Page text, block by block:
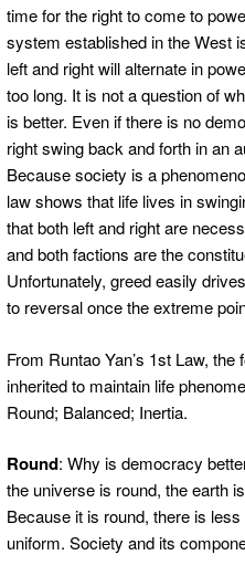
time for the right to come to
system established in the West
left and right will alternate in
too long. It is not a question of
is better. Even if there is no
right swing back and forth in an
Because society is a
law shows that life lives in
that both left and right are
and both factions are the
Unfortunately, greed easily
to reversal once the extreme
From Runtao Yan’s 1st Law,
inherited to maintain life
Round; Balanced; Inertia.
Round: Why is democracy
the universe is round, the earth
Because it is round, there is
uniform. Society and its